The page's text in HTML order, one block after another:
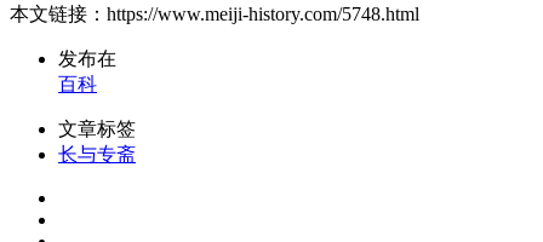
本文链接：https://www.meiji-history.com/5748.html
发布在
百科
文章标签
长与专斋